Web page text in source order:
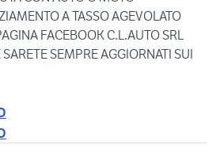
A TASSO AGEVOLATO
FACEBOOK C.L.AUTO SRL
SEMPRE AGGIORNATI SUI